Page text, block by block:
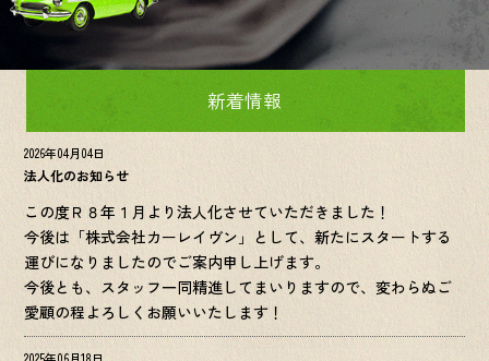
新着情報
2026年04月04日
法人化のお知らせ
この度Ｒ８年１月より法人化させていただきました！
今後は「株式会社カーレイヴン」として、新たにスタートする
運びになりましたのでご案内申し上げます。
今後とも、スタッフ一同精進してまいりますので、変わらぬご
愛顧の程よろしくお願いいたします！
2025年06月18日